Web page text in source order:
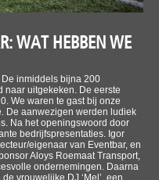
WAT HEBBEN WE
inmiddels bijna 200
uitgekeken. De eerste
We waren te gast bij onze
De aanwezigen werden ludiek
Na het openingswoord door
bedrijfspresentaties. Igor
eigenaar van Eventbar, en
Aloys Roemaat Transport,
ondernemingen. Daarna
vrouwelijke DJ ‘Mel’, een